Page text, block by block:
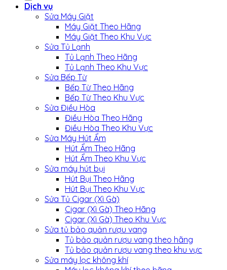
Dịch vụ
Sửa Máy Giặt
Máy Giặt Theo Hãng
Máy Giặt Theo Khu Vực
Sửa Tủ Lạnh
Tủ Lạnh Theo Hãng
Tủ Lạnh Theo Khu Vực
Sửa Bếp Từ
Bếp Từ Theo Hãng
Bếp Từ Theo Khu Vực
Sửa Điều Hòa
Điều Hòa Theo Hãng
Điều Hòa Theo Khu Vực
Sửa Máy Hút Ẩm
Hút Ẩm Theo Hãng
Hút Ẩm Theo Khu Vực
Sửa máy hút bụi
Hút Bụi Theo Hãng
Hút Bụi Theo Khu Vực
Sửa Tủ Cigar (Xì Gà)
Cigar (Xì Gà) Theo Hãng
Cigar (Xì Gà) Theo Khu Vực
Sửa tủ bảo quản rượu vang
Tủ bảo quản rượu vang theo hãng
Tủ bảo quản rượu vang theo khu vực
Sửa máy lọc không khí